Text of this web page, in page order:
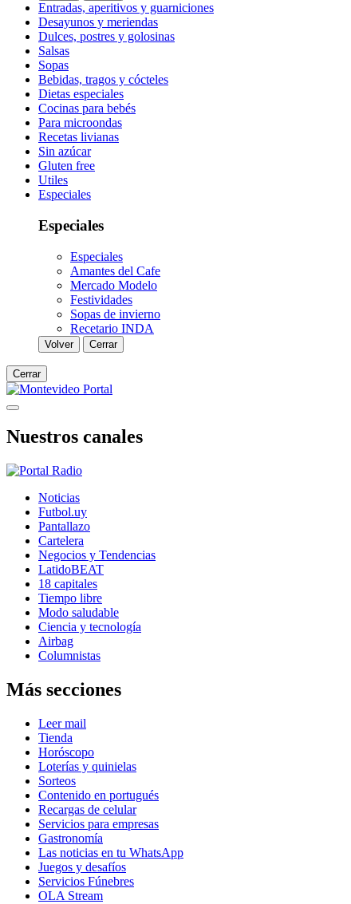
Entradas, aperitivos y guarniciones
Desayunos y meriendas
Dulces, postres y golosinas
Salsas
Sopas
Bebidas, tragos y cócteles
Dietas especiales
Cocinas para bebés
Para microondas
Recetas livianas
Sin azúcar
Gluten free
Utiles
Especiales
Especiales
Especiales
Amantes del Cafe
Mercado Modelo
Festividades
Sopas de invierno
Recetario INDA
Volver Cerrar
Cerrar
Nuestros canales
Noticias
Futbol.uy
Pantallazo
Cartelera
Negocios y Tendencias
LatidoBEAT
18 capitales
Tiempo libre
Modo saludable
Ciencia y tecnología
Airbag
Columnistas
Más secciones
Leer mail
Tienda
Horóscopo
Loterías y quinielas
Sorteos
Contenido en portugués
Recargas de celular
Servicios para empresas
Gastronomía
Las noticias en tu WhatsApp
Juegos y desafíos
Servicios Fúnebres
OLA Stream